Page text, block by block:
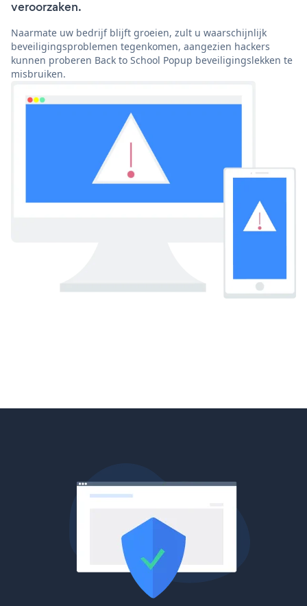
veroorzaken.
Naarmate uw bedrijf blijft groeien, zult u waarschijnlijk
beveiligingsproblemen tegenkomen, aangezien hackers
kunnen proberen Back to School Popup beveiligingslekken te
misbruiken.